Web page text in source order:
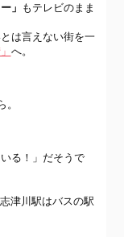
」 もテレビのまま
は言えない街を一
へ。
る！」だそうで
津川駅はバスの駅